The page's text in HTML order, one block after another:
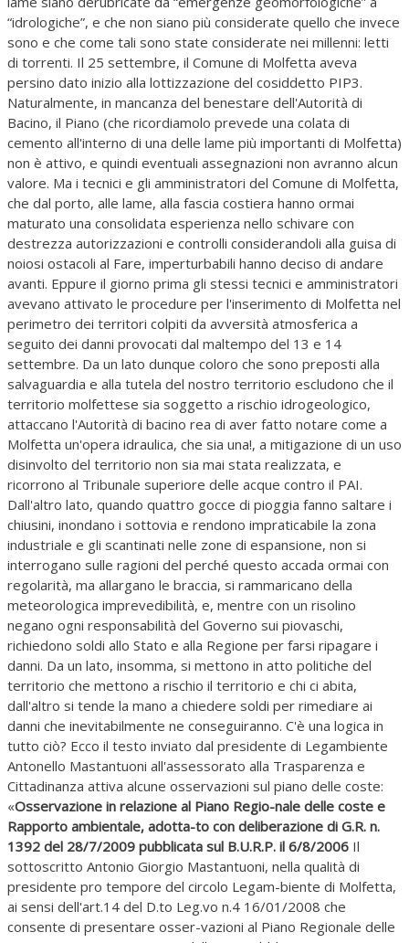
“idrologiche”, e che non siano più considerate quello che invece
sono e che come tali sono state considerate nei millenni: letti
di torrenti. Il 25 settembre, il Comune di Molfetta aveva
persino dato inizio alla lottizzazione del cosiddetto PIP3.
Naturalmente, in mancanza del benestare dell'Autorità di
Bacino, il Piano (che ricordiamolo prevede una colata di
cemento all'interno di una delle lame più importanti di Molfetta)
non è attivo, e quindi eventuali assegnazioni non avranno alcun
valore. Ma i tecnici e gli amministratori del Comune di Molfetta,
che dal porto, alle lame, alla fascia costiera hanno ormai
maturato una consolidata esperienza nello schivare con
destrezza autorizzazioni e controlli considerandoli alla guisa di
noiosi ostacoli al Fare, imperturbabili hanno deciso di andare
avanti. Eppure il giorno prima gli stessi tecnici e amministratori
avevano attivato le procedure per l'inserimento di Molfetta nel
perimetro dei territori colpiti da avversità atmosferica a
seguito dei danni provocati dal maltempo del 13 e 14
settembre. Da un lato dunque coloro che sono preposti alla
salvaguardia e alla tutela del nostro territorio escludono che il
territorio molfettese sia soggetto a rischio idrogeologico,
attaccano l'Autorità di bacino rea di aver fatto notare come a
Molfetta un'opera idraulica, che sia una!, a mitigazione di un uso
disinvolto del territorio non sia mai stata realizzata, e
ricorrono al Tribunale superiore delle acque contro il PAI.
Dall'altro lato, quando quattro gocce di pioggia fanno saltare i
chiusini, inondano i sottovia e rendono impraticabile la zona
industriale e gli scantinati nelle zone di espansione, non si
interrogano sulle ragioni del perché questo accada ormai con
regolarità, ma allargano le braccia, si rammaricano della
meteorologica imprevedibilità, e, mentre con un risolino
negano ogni responsabilità del Governo sui piovaschi,
richiedono soldi allo Stato e alla Regione per farsi ripagare i
danni. Da un lato, insomma, si mettono in atto politiche del
territorio che mettono a rischio il territorio e chi ci abita,
dall'altro si tende la mano a chiedere soldi per rimediare ai
danni che inevitabilmente ne conseguiranno. C'è una logica in
tutto ciò? Ecco il testo inviato dal presidente di Legambiente
Antonello Mastantuoni all'assessorato alla Trasparenza e
Cittadinanza attiva alcune osservazioni sul piano delle coste:
«Osservazione in relazione al Piano Regio-nale delle coste e
Rapporto ambientale, adotta-to con deliberazione di G.R. n.
1392 del 28/7/2009 pubblicata sul B.U.R.P. il 6/8/2006 Il
sottoscritto Antonio Giorgio Mastantuoni, nella qualità di
presidente pro tempore del circolo Legam-biente di Molfetta,
ai sensi dell'art.14 del D.to Leg.vo n.4 16/01/2008 che
consente di presentare osser-vazioni al Piano Regionale delle